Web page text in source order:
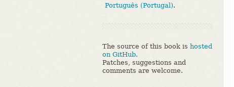
Português (Portugal).
The source of this book is hosted
on GitHub.
Patches, suggestions and
comments are welcome.